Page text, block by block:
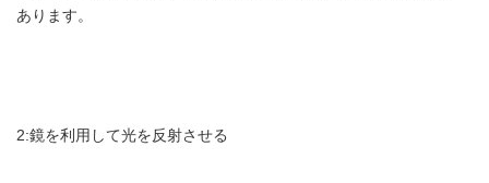
あります。
2:鏡を利用して光を反射させる